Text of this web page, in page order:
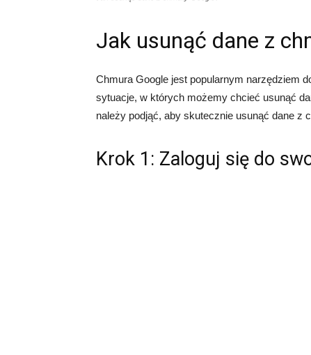
Jak usunąć dane z
Chmura Google jest popularnym narzędziem
sytuacje, w których możemy chcieć usunąć
należy podjąć, aby skutecznie usunąć dane z
Krok 1: Zaloguj się do